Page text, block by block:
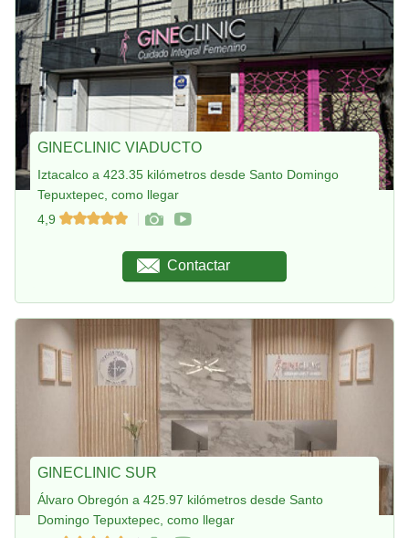
GINECLINIC VIADUCTO
Iztacalco a 423.35 kilómetros desde Santo Domingo
Tepuxtepec, como llegar
4,9
Contactar
GINECLINIC SUR
Álvaro Obregón a 425.97 kilómetros desde Santo
Domingo Tepuxtepec, como llegar